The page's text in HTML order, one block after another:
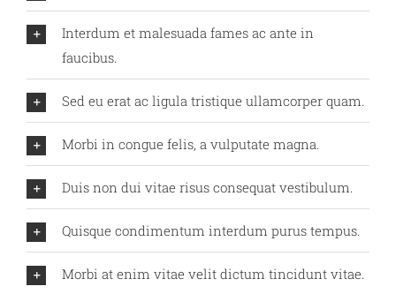
Interdum et malesuada fames ac ante in
faucibus.
Sed eu erat ac ligula tristique ullamcorper quam.
Morbi in congue felis, a vulputate magna.
Duis non dui vitae risus consequat vestibulum.
Quisque condimentum interdum purus tempus.
Morbi at enim vitae velit dictum tincidunt vitae.